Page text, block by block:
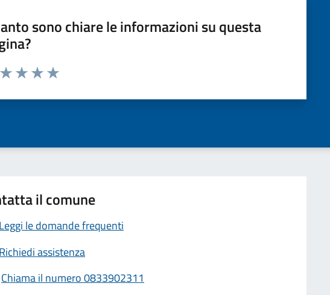
sono chiare le informazioni su questa
da 1 a 5 stelle la pagina
il comune
Leggi le domande frequenti
Richiedi assistenza
Chiama il numero 0833902311